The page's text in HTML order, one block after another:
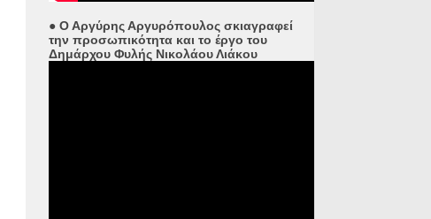
● Ο Αργύρης Αργυρόπουλος σκιαγραφεί
την προσωπικότητα και το έργο του
Δημάρχου Φυλής Νικολάου Λιάκου